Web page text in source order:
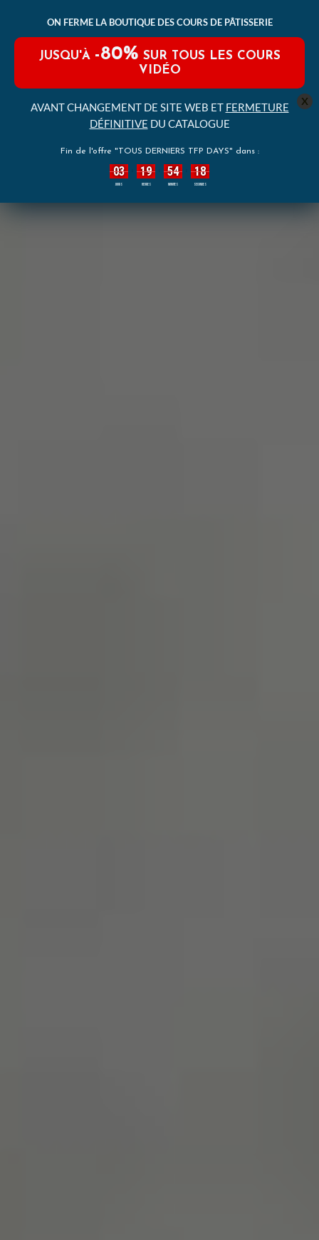
ON FERME LA BOUTIQUE DES COURS DE PÂTISSERIE
JUSQU'À -80% SUR TOUS LES COURS
VIDÉO
AVANT CHANGEMENT DE SITE WEB ET FERMETURE
DÉFINITIVE DU CATALOGUE
Fin de l'offre "TOUS DERNIERS TFP DAYS" dans :
03
JOURS
19
HEURES
54
MINUTES
17
SECONDES
x